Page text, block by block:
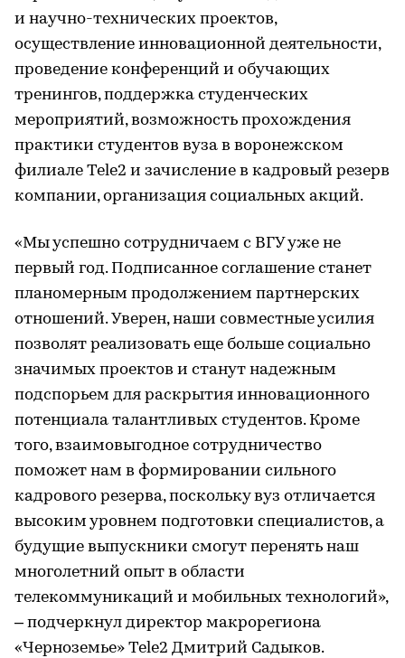
и научно-технических проектов,
осуществление инновационной деятельности,
проведение конференций и обучающих
тренингов, поддержка студенческих
мероприятий, возможность прохождения
практики студентов вуза в воронежском
филиале Tele2 и зачисление в кадровый резерв
компании, организация социальных акций.
«Мы успешно сотрудничаем с ВГУ уже не
первый год. Подписанное соглашение станет
планомерным продолжением партнерских
отношений. Уверен, наши совместные усилия
позволят реализовать еще больше социально
значимых проектов и станут надежным
подспорьем для раскрытия инновационного
потенциала талантливых студентов. Кроме
того, взаимовыгодное сотрудничество
поможет нам в формировании сильного
кадрового резерва, поскольку вуз отличается
высоким уровнем подготовки специалистов, а
будущие выпускники смогут перенять наш
многолетний опыт в области
телекоммуникаций и мобильных технологий»,
– подчеркнул директор макрорегиона
«Черноземье» Tele2 Дмитрий Садыков.